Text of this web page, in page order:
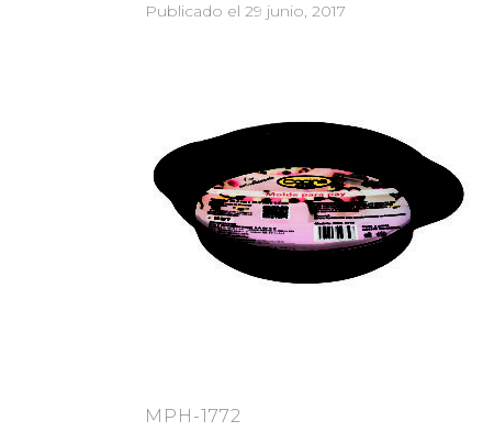
Publicado el 29 junio, 2017
MPH-1772